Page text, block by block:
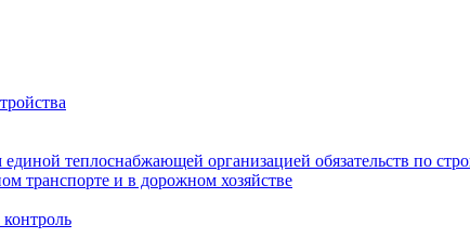
теплоснабжающей организацией обязательств по
транспорте и в дорожном хозяйстве